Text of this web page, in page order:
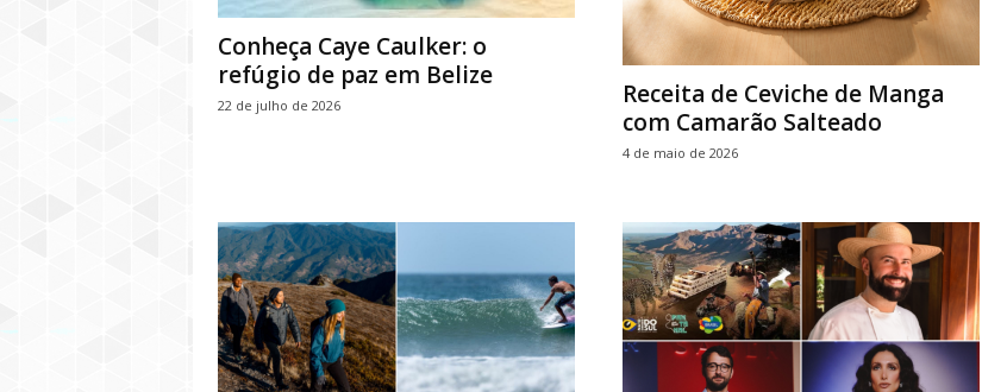
Conheça Caye Caulker: o
refúgio de paz em Belize
22 de julho de 2026
Receita de Ceviche de Manga
com Camarão Salteado
4 de maio de 2026